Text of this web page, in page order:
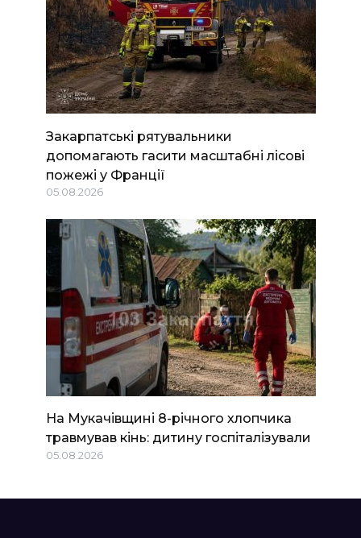
Закарпатські рятувальники
допомагають гасити масштабні лісові
пожежі у Франції
05.08.2026
На Мукачівщині 8-річного хлопчика
травмував кінь: дитину госпіталізували
05.08.2026